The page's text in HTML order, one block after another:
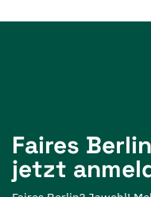
Faires
jetzt